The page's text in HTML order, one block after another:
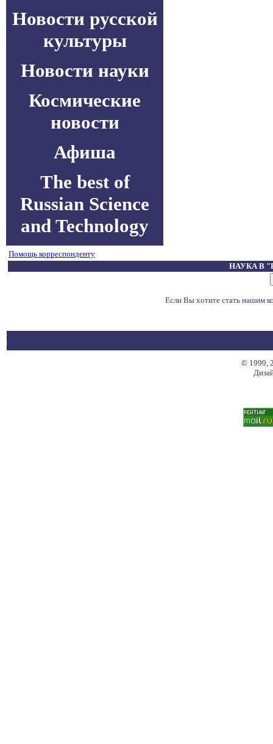
Новости русской
культуры
Новости науки
Космические
новости
Афиша
The best of
Russian Science
and Technology
Помощь корреспонденту
НАУКА В
Если Вы хотите стать нашим
© 1999,